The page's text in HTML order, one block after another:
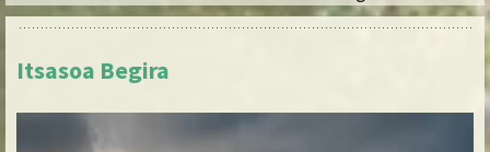
Itsasoa Begira